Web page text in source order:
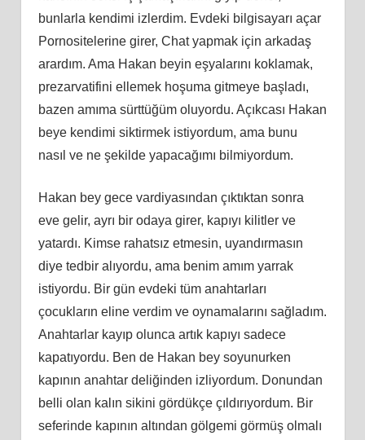
bunlarla kendimi izlerdim. Evdeki bilgisayarı açar
Pornositelerine girer, Chat yapmak için arkadaş
arardım. Ama Hakan beyin eşyalarını koklamak,
prezarvatifini ellemek hoşuma gitmeye başladı,
bazen amıma sürttüğüm oluyordu. Açıkcası Hakan
beye kendimi siktirmek istiyordum, ama bunu
nasıl ve ne şekilde yapacağımı bilmiyordum.
Hakan bey gece vardiyasından çıktıktan sonra
eve gelir, ayrı bir odaya girer, kapıyı kilitler ve
yatardı. Kimse rahatsız etmesin, uyandırmasın
diye tedbir alıyordu, ama benim amım yarrak
istiyordu. Bir gün evdeki tüm anahtarları
çocukların eline verdim ve oynamalarını sağladım.
Anahtarlar kayıp olunca artık kapıyı sadece
kapatıyordu. Ben de Hakan bey soyunurken
kapının anahtar deliğinden izliyordum. Donundan
belli olan kalın sikini gördükçe çıldırıyordum. Bir
seferinde kapının altından gölgemi görmüş olmalı